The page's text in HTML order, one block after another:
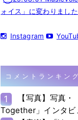
ォイス」に変わりました
Instagram
コメントランキング
1
【写真】写真
Together」インタビ